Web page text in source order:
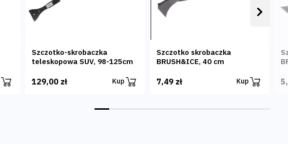
Szczotko-skrobaczka
teleskopowa SUV, 98-125cm
129,00 zł Kup
Szczotko skrobaczka
BRUSH&ICE, 40 cm
7,49 zł Kup